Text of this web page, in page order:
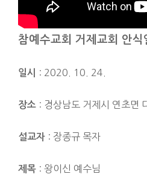
참예수교회 거제교회 안식
일시 : 2020. 10. 24.
장소 : 경상남도 거제시 연초면
설교자 : 장종규 목자
제목 : 왕이신 예수님